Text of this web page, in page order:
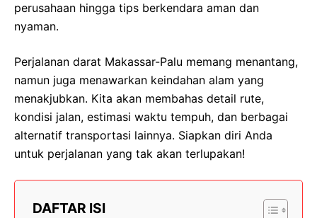
perusahaan hingga tips berkendara aman dan
nyaman.
Perjalanan darat Makassar-Palu memang menantang,
namun juga menawarkan keindahan alam yang
menakjubkan. Kita akan membahas detail rute,
kondisi jalan, estimasi waktu tempuh, dan berbagai
alternatif transportasi lainnya. Siapkan diri Anda
untuk perjalanan yang tak akan terlupakan!
DAFTAR ISI